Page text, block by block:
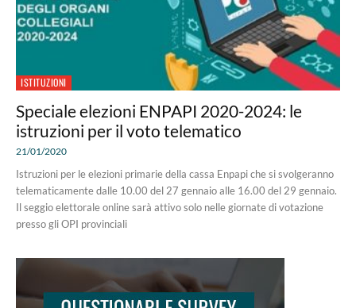
ISTITUZIONI
Speciale elezioni ENPAPI 2020-2024: le
istruzioni per il voto telematico
21/01/2020
Istruzioni per le elezioni primarie della cassa Enpapi che si svolgeranno
telematicamente dalle 10.00 del 27 gennaio alle 16.00 del 29 gennaio.
Il seggio elettorale online sarà attivo solo nelle giornate di votazione
presso gli OPI provinciali